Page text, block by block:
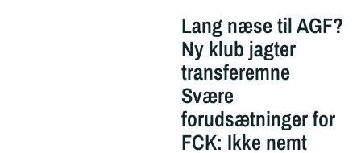
Lang næse til AGF?
Ny klub jagter
transferemne
Svære
forudsætninger for
FCK: Ikke nemt